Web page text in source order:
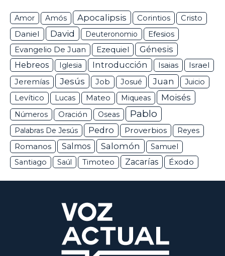
Amor Amós Apocalipsis Corintios Cristo
Daniel David Deuteronomio Efesios
Evangelio De Juan Ezequiel
Génesis
Hebreos
Iglesia Introducción Isaias Israel
Jeremías Jesús Job Josué Juan
Juicio
Levítico
Lucas Mateo Miqueas Moisés
Números Oración Oseas Pablo
Palabras De Jesús Pedro Proverbios Reyes
Romanos Salmos Salomón
Samuel
Santiago
Saúl Timoteo Zacarías Éxodo